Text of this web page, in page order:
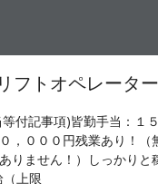
フトオペレーター
付記事項)皆勤手当：１
，０００円残業あり！（
りません！）しっかりと
上限